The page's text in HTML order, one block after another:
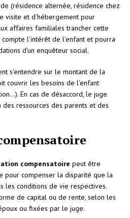
(résidence alternée, résidence chez
visite et d’hébergement pour
affaires familiales trancher cette
l’intérêt de l’enfant et pourra
d’un enquêteur social.
s’entendre sur le montant de la
couvrir les besoins de l’enfant
En cas de désaccord, le juge
ressources des parents et des
compensatoire peut être
pour compenser la disparité que la
les conditions de vie respectives.
de capital ou de rente, selon les
ou fixées par le juge.